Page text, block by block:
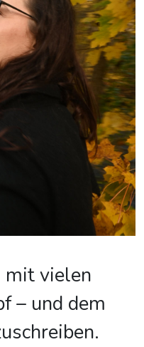
mit vielen
– und dem